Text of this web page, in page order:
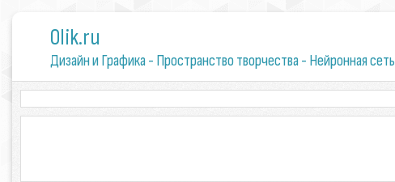
0lik.ru
Дизайн и Графика - Пространство творчества - Нейронная сеть